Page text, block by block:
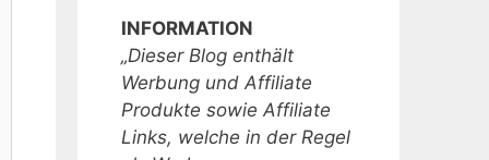
INFORMATION
„Dieser Blog enthält
Werbung und Affiliate
Produkte sowie Affiliate
Links, welche in der Regel